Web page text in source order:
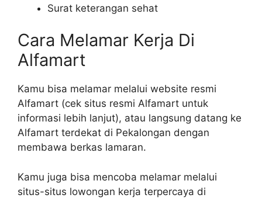
Surat keterangan sehat
Cara Melamar Kerja Di
Alfamart
Kamu bisa melamar melalui website resmi
Alfamart (cek situs resmi Alfamart untuk
informasi lebih lanjut), atau langsung datang ke
Alfamart terdekat di Pekalongan dengan
membawa berkas lamaran.
Kamu juga bisa mencoba melamar melalui
situs-situs lowongan kerja terpercaya di